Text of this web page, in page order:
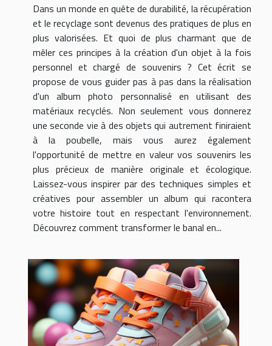
Dans un monde en quête de durabilité, la récupération
et le recyclage sont devenus des pratiques de plus en
plus valorisées. Et quoi de plus charmant que de
mêler ces principes à la création d'un objet à la fois
personnel et chargé de souvenirs ? Cet écrit se
propose de vous guider pas à pas dans la réalisation
d'un album photo personnalisé en utilisant des
matériaux recyclés. Non seulement vous donnerez
une seconde vie à des objets qui autrement finiraient
à la poubelle, mais vous aurez également
l'opportunité de mettre en valeur vos souvenirs les
plus précieux de manière originale et écologique.
Laissez-vous inspirer par des techniques simples et
créatives pour assembler un album qui racontera
votre histoire tout en respectant l'environnement.
Découvrez comment transformer le banal en...